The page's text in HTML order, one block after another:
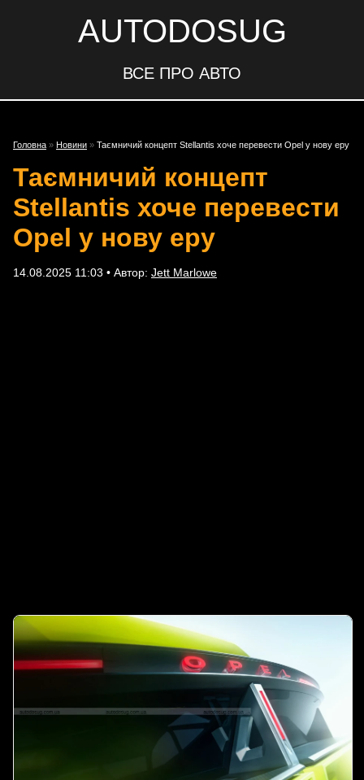
AUTODOSUG
ВСЕ ПРО АВТО
Головна » Новини » Таємничий концепт Stellantis хоче перевести Opel у нову еру
Таємничий концепт
Stellantis хоче перевести
Opel у нову еру
14.08.2025 11:03 • Автор: Jett Marlowe